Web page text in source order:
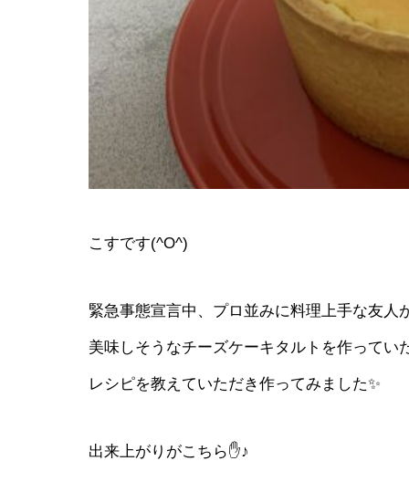
こすです(^O^)
緊急事態宣言中、プロ並みに料理上手な友人
美味しそうなチーズケーキタルトを作ってい
レシピを教えていただき作ってみました✨
出来上がりがこちら✋♪